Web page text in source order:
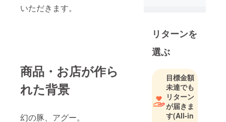
いただきます。
商品・お店が作ら
れた背景
幻の豚、アグー。
食品メー
カー様、外
食チェーン
多様な関連
事業者様向
けに、食材
調達、PB開
発、物流構
リターンを
選ぶ
目標金額
未達でも
リターン
が届きま
す(All-in